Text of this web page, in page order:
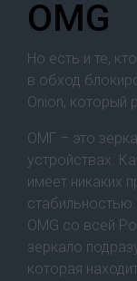
OMG
Но есть и те,
в обход
Onion, который
ОМГ – это
устройствах.
имеет никаких
OMG со всей
зеркало
которая